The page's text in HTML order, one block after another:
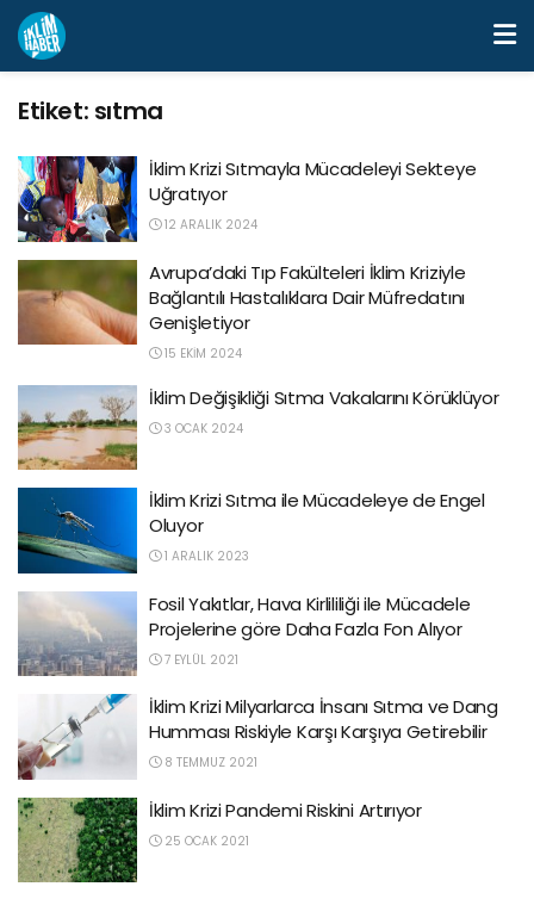
Etiket: sıtma
İklim Krizi Sıtmayla Mücadeleyi Sekteye
Uğratıyor
12 ARALIK 2024
Avrupa’daki Tıp Fakülteleri İklim Kriziyle
Bağlantılı Hastalıklara Dair Müfredatını
Genişletiyor
15 EKIM 2024
İklim Değişikliği Sıtma Vakalarını Körüklüyor
3 OCAK 2024
İklim Krizi Sıtma ile Mücadeleye de Engel
Oluyor
1 ARALIK 2023
Fosil Yakıtlar, Hava Kirlililiği ile Mücadele
Projelerine göre Daha Fazla Fon Alıyor
7 EYLÜL 2021
İklim Krizi Milyarlarca İnsanı Sıtma ve Dang
Humması Riskiyle Karşı Karşıya Getirebilir
8 TEMMUZ 2021
İklim Krizi Pandemi Riskini Artırıyor
25 OCAK 2021